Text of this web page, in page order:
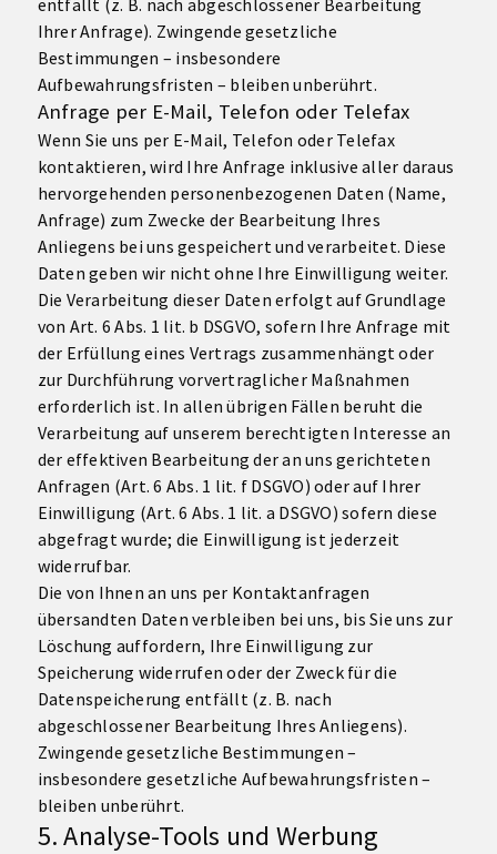
entfällt (z. B. nach abgeschlossener Bearbeitung
Ihrer Anfrage). Zwingende gesetzliche
Bestimmungen – insbesondere
Aufbewahrungsfristen – bleiben unberührt.
Anfrage per E-Mail, Telefon oder Telefax
Wenn Sie uns per E-Mail, Telefon oder Telefax
kontaktieren, wird Ihre Anfrage inklusive aller daraus
hervorgehenden personenbezogenen Daten (Name,
Anfrage) zum Zwecke der Bearbeitung Ihres
Anliegens bei uns gespeichert und verarbeitet. Diese
Daten geben wir nicht ohne Ihre Einwilligung weiter.
Die Verarbeitung dieser Daten erfolgt auf Grundlage
von Art. 6 Abs. 1 lit. b DSGVO, sofern Ihre Anfrage mit
der Erfüllung eines Vertrags zusammenhängt oder
zur Durchführung vorvertraglicher Maßnahmen
erforderlich ist. In allen übrigen Fällen beruht die
Verarbeitung auf unserem berechtigten Interesse an
der effektiven Bearbeitung der an uns gerichteten
Anfragen (Art. 6 Abs. 1 lit. f DSGVO) oder auf Ihrer
Einwilligung (Art. 6 Abs. 1 lit. a DSGVO) sofern diese
abgefragt wurde; die Einwilligung ist jederzeit
widerrufbar.
Die von Ihnen an uns per Kontaktanfragen
übersandten Daten verbleiben bei uns, bis Sie uns zur
Löschung auffordern, Ihre Einwilligung zur
Speicherung widerrufen oder der Zweck für die
Datenspeicherung entfällt (z. B. nach
abgeschlossener Bearbeitung Ihres Anliegens).
Zwingende gesetzliche Bestimmungen –
insbesondere gesetzliche Aufbewahrungsfristen –
bleiben unberührt.
5. Analyse-Tools und Werbung